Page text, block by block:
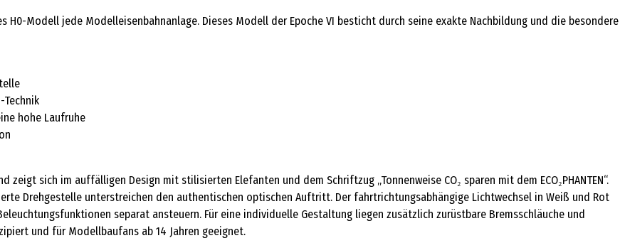
H0-Modell jede Modelleisenbahnanlage. Dieses Modell der Epoche VI besticht durch seine exakte Nachbildung und die besondere
hohe Laufruhe
sich im auffälligen Design mit stilisierten Elefanten und dem Schriftzug „Tonnenweise CO₂ sparen mit dem ECO₂PHANTEN“.
Drehgestelle unterstreichen den authentischen optischen Auftritt. Der fahrtrichtungsabhängige Lichtwechsel in Weiß und Rot
separat ansteuern. Für eine individuelle Gestaltung liegen zusätzlich zurüstbare Bremsschläuche und
und für Modellbaufans ab 14 Jahren geeignet.